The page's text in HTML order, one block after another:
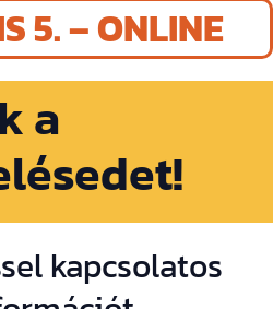
5. – ONLINE
a
kapcsolatos